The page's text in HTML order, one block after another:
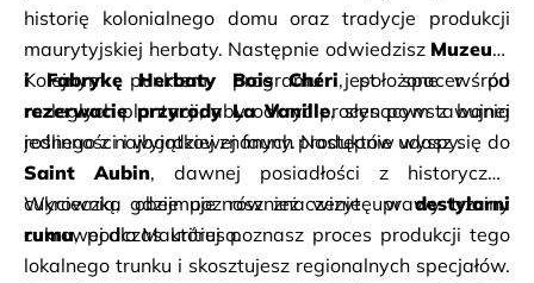
historię kolonialnego domu oraz tradycje produkcji
maurytyjskiej herbaty. Następnie odwiedzisz Muzeum
i Fabrykę Herbaty Bois Chéri, położone wśród
rozległych plantacji, aby odkryć proces powstawania
jednego z najbardziej znanych produktów wyspy.
rezerwacie przyrody La Vanille, słynącym z bujnej
Saint Aubin, dawnej posiadłości z historyczną
cukrownią, gdzie poznasz znaczenie uprawy trzciny
cukrowej dla Mauritiusa.
Wycieczka obejmuje również wizytę w destylarni
rumu, podczas której poznasz proces produkcji tego
lokalnego trunku i skosztujesz regionalnych specjałów.